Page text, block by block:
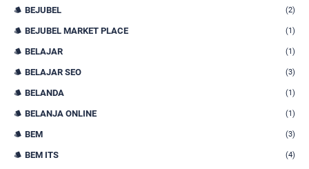
BEJUBEL (2)
BEJUBEL MARKET PLACE (1)
BELAJAR (1)
BELAJAR SEO (3)
BELANDA (1)
BELANJA ONLINE (1)
BEM (3)
BEM ITS (4)